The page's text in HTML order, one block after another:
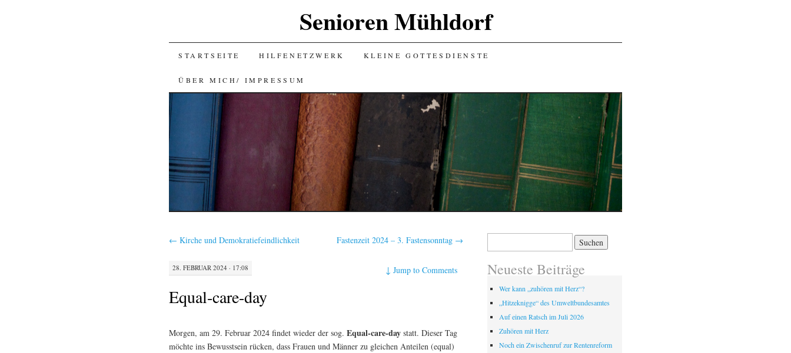
Senioren Mühldorf
SKIP
TO
CONTENT
STARTSEITE HILFENETZWERK KLEINE GOTTESDIENSTE
ÜBER MICH/ IMPRESSUM
← Kirche und Demokratiefeindlichkeit Fastenzeit 2024 – 3. Fastensonntag →
28. FEBRUAR 2024 · 17:08 ↓Jump to Comments
Equal-care-day
Morgen, am 29. Februar 2024 findet wieder der sog. Equal-care-day statt. Dieser Tag
möchte ins Bewusstsein rücken, dass Frauen und Männer zu gleichen Anteilen (equal)
Neueste Beiträge
Wer kann „zuhören mit Herz“?
„Hitzeknigge“ des Umweltbundesamtes
Auf einen Ratsch im Juli 2026
Zuhören mit Herz
Noch ein Zwischenruf zur Rentenreform